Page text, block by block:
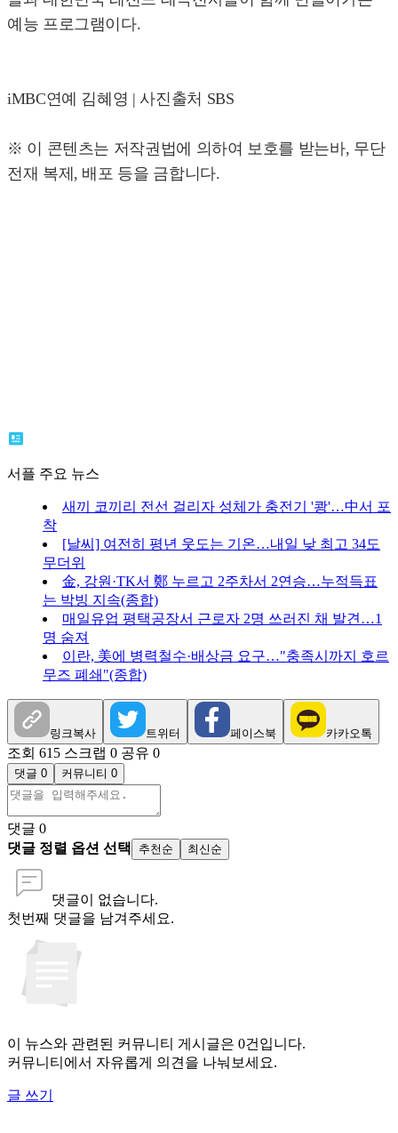
예능 프로그램이다.
iMBC연예 김혜영 | 사진출처 SBS
※ 이 콘텐츠는 저작권법에 의하여 보호를 받는바, 무단
전재 복제, 배포 등을 금합니다.
서플 주요 뉴스
새끼 코끼리 전선 걸리자 성체가 충전기 '쾅'…中서 포
착
[날씨] 여전히 평년 웃도는 기온…내일 낮 최고 34도
무더위
金, 강원·TK서 鄭 누르고 2주차서 2연승…누적득표
는 박빙 지속(종합)
매일유업 평택공장서 근로자 2명 쓰러진 채 발견…1
명 숨져
이란, 美에 병력철수·배상금 요구…"충족시까지 호르
무즈 폐쇄"(종합)
링크복사 트위터 페이스북 카카오톡
조회 615 스크랩 0 공유 0
댓글 0 커뮤니티 0
댓글 0
댓글 정렬 옵션 선택
추천순 최신순
댓글이 없습니다.
첫번째 댓글을 남겨주세요.
이 뉴스와 관련된 커뮤니티 게시글은 0건입니다.
커뮤니티에서 자유롭게 의견을 나눠보세요.
글 쓰기